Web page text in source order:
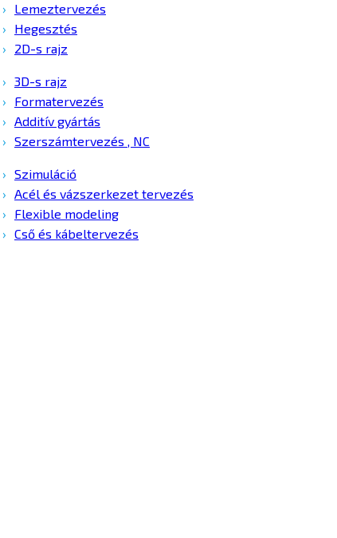
Lemeztervezés
Hegesztés
2D-s rajz
3D-s rajz
Formatervezés
Additív gyártás
Szerszámtervezés , NC
Szimuláció
Acél és vázszerkezet tervezés
Flexible modeling
Cső és kábeltervezés